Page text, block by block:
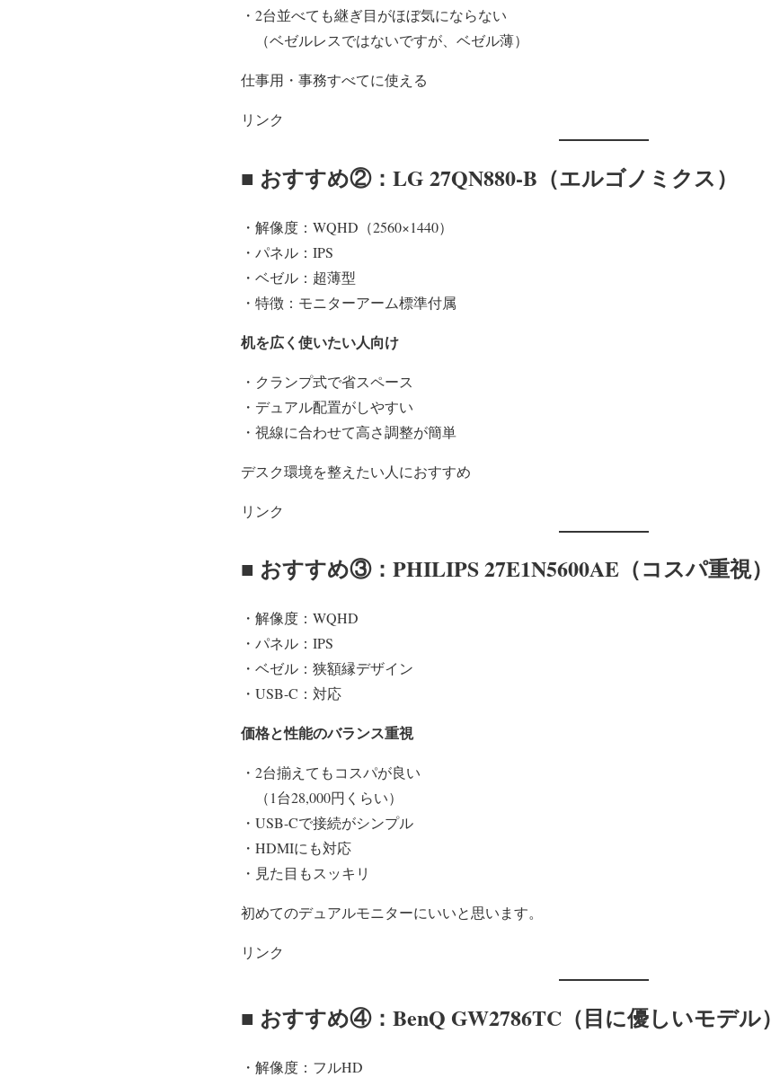
・2台並べても継ぎ目がほぼ気にならない
（ベゼルレスではないですが、ベゼル薄）
仕事用・事務すべてに使える
リンク
■ おすすめ②：LG 27QN880-B（エルゴノミクス）
・解像度：WQHD（2560×1440）
・パネル：IPS
・ベゼル：超薄型
・特徴：モニターアーム標準付属
机を広く使いたい人向け
・クランプ式で省スペース
・デュアル配置がしやすい
・視線に合わせて高さ調整が簡単
デスク環境を整えたい人におすすめ
リンク
■ おすすめ③：PHILIPS 27E1N5600AE（コスパ重視）
・解像度：WQHD
・パネル：IPS
・ベゼル：狭額縁デザイン
・USB-C：対応
価格と性能のバランス重視
・2台揃えてもコスパが良い
（1台28,000円くらい）
・USB-Cで接続がシンプル
・HDMIにも対応
・見た目もスッキリ
初めてのデュアルモニターにいいと思います。
リンク
■ おすすめ④：BenQ GW2786TC（目に優しいモデル）
・解像度：フルHD